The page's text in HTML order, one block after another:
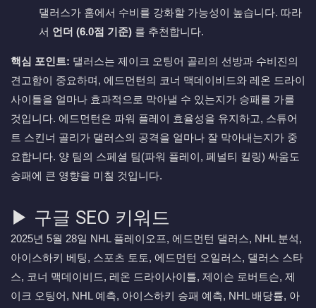
댈러스가 홈에서 수비를 강화할 가능성이 높습니다. 따라
서 언더 (6.0점 기준) 를 추천합니다.
핵심 포인트: 댈러스는 제이크 오팅어 골리의 선방과 수비진의
견고함이 중요하며, 에드먼턴의 코너 맥데이비드와 레온 드라이
사이틀을 얼마나 효과적으로 막아낼 수 있는지가 승패를 가를
것입니다. 에드먼턴은 파워 플레이 효율성을 유지하고, 스튜어
트 스킨너 골리가 댈러스의 공격을 얼마나 잘 막아내는지가 중
요합니다. 양 팀의 스페셜 팀(파워 플레이, 페널티 킬링) 싸움도
승패에 큰 영향을 미칠 것입니다.
▶ 구글 SEO 키워드
2025년 5월 28일 NHL 플레이오프, 에드먼턴 댈러스, NHL 분석,
아이스하키 베팅, 스포츠 토토, 에드먼턴 오일러스, 댈러스 스타
스, 코너 맥데이비드, 레온 드라이사이틀, 제이슨 로버트슨, 제
이크 오팅어, NHL 예측, 아이스하키 승패 예측, NHL 배당률, 아